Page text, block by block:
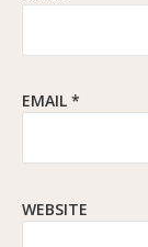
EMAIL *
WEBSITE